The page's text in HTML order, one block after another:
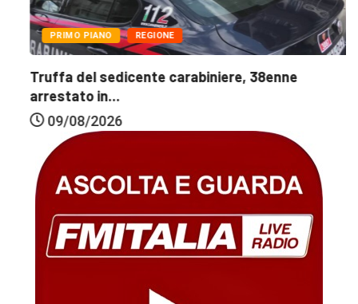
PRIMO PIANO REGIONE
Truffa del sedicente carabiniere, 38enne
arrestato in...
09/08/2026